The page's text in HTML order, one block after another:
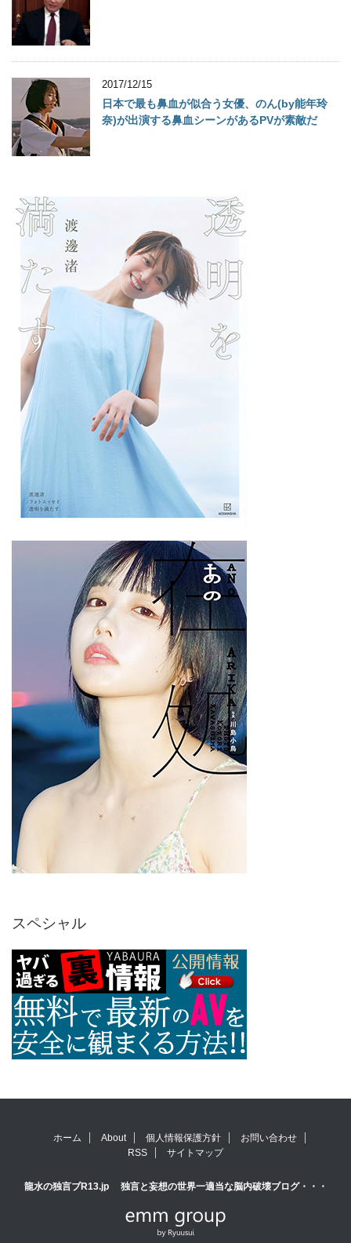
2017/12/15
日本で最も鼻血が似合う女優、のん(by能年玲
奈)が出演する鼻血シーンがあるPVが素敵だ
スペシャル
ホーム About 個人情報保護方針
お問い合わせ
RSS
サイトマップ
龍水の独言ブR13.jp 独言と妄想の世界一適当な脳内破壊ブログ・・・